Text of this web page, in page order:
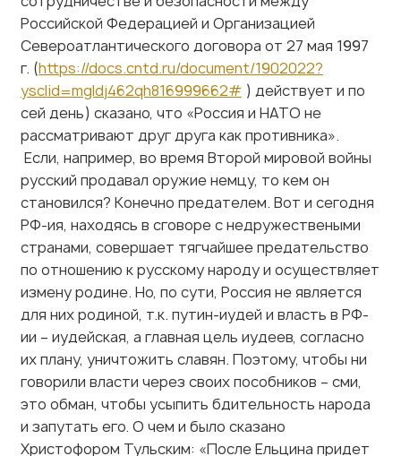
Североатлантического договора от 27 мая 1997
г. (https://docs.cntd.ru/document/1902022?
ysclid=mgldj462qh816999662#) действует и по
сей день) сказано, что «Россия и НАТО не
рассматривают друг друга как противника».
Если, например, во время Второй мировой войны
русский продавал оружие немцу, то кем он
становился? Конечно предателем. Вот и сегодня
РФ-ия, находясь в сговоре с недружествеными
странами, совершает тягчайшее предательство
по отношению к русскому народу и осуществляет
измену родине. Но, по сути, Россия не является
для них родиной, т.к. путин-иудей и власть в РФ-
ии – иудейская, а главная цель иудеев, согласно
их плану, уничтожить славян. Поэтому, чтобы ни
говорили власти через своих пособников – сми,
это обман, чтобы усыпить бдительность народа
и запутать его. О чем и было сказано
Христофором Тульским: «После Ельцина придет
тот, который все запутает».